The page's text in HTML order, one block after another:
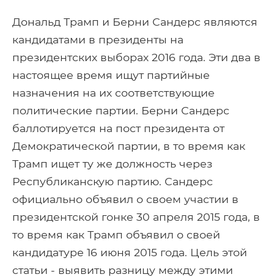
Дональд Трамп и Берни Сандерс являются
кандидатами в президенты на
президентских выборах 2016 года. Эти два в
настоящее время ищут партийные
назначения на их соответствующие
политические партии. Берни Сандерс
баллотируется на пост президента от
Демократической партии, в то время как
Трамп ищет ту же должность через
Республиканскую партию. Сандерс
официально объявил о своем участии в
президентской гонке 30 апреля 2015 года, в
то время как Трамп объявил о своей
кандидатуре 16 июня 2015 года. Цель этой
статьи - выявить разницу между этими